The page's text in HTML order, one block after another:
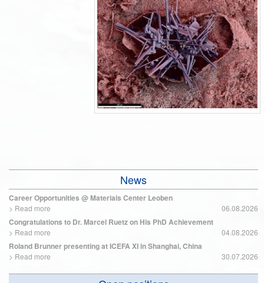
News
Career Opportunities @ Materials Center Leoben
> Read more 06.08.2026
Congratulations to Dr. Marcel Ruetz on His PhD Achievement
> Read more 04.08.2026
Roland Brunner presenting at ICEFA XI in Shanghai, China
> Read more 30.07.2026